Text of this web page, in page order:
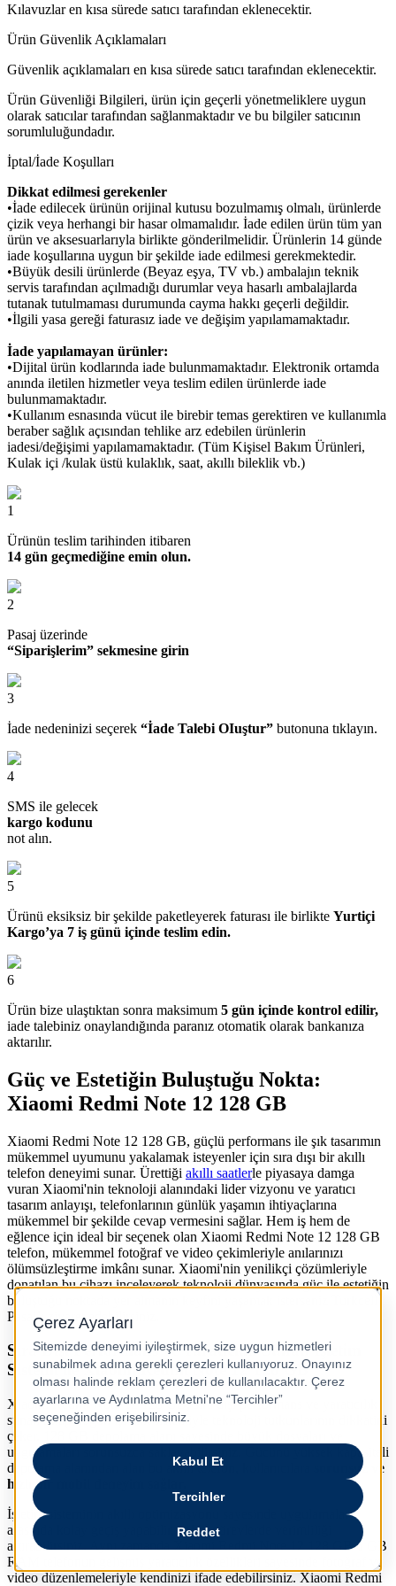
Kılavuzlar en kısa sürede satıcı tarafından eklenecektir.
Ürün Güvenlik Açıklamaları
Güvenlik açıklamaları en kısa sürede satıcı tarafından eklenecektir.
Ürün Güvenliği Bilgileri, ürün için geçerli yönetmeliklere uygun
olarak satıcılar tarafından sağlanmaktadır ve bu bilgiler satıcının
sorumluluğundadır.
İptal/İade Koşulları
Dikkat edilmesi gerekenler
•İade edilecek ürünün orijinal kutusu bozulmamış olmalı, ürünlerde
çizik veya herhangi bir hasar olmamalıdır. İade edilen ürün tüm yan
ürün ve aksesuarlarıyla birlikte gönderilmelidir. Ürünlerin 14 günde
iade koşullarına uygun bir şekilde iade edilmesi gerekmektedir.
•Büyük desili ürünlerde (Beyaz eşya, TV vb.) ambalajın teknik
servis tarafından açılmadığı durumlar veya hasarlı ambalajlarda
tutanak tutulmaması durumunda cayma hakkı geçerli değildir.
•İlgili yasa gereği faturasız iade ve değişim yapılamamaktadır.
İade yapılamayan ürünler:
•Dijital ürün kodlarında iade bulunmamaktadır. Elektronik ortamda
anında iletilen hizmetler veya teslim edilen ürünlerde iade
bulunmamaktadır.
•Kullanım esnasında vücut ile birebir temas gerektiren ve kullanımla
beraber sağlık açısından tehlike arz edebilen ürünlerin
iadesi/değişimi yapılamamaktadır. (Tüm Kişisel Bakım Ürünleri,
Kulak içi /kulak üstü kulaklık, saat, akıllı bileklik vb.)
1
Ürünün teslim tarihinden itibaren
14 gün geçmediğine emin olun.
2
Pasaj üzerinde
“Siparişlerim” sekmesine girin
3
İade nedeninizi seçerek “İade Talebi OIuştur” butonuna tıklayın.
4
SMS ile gelecek
kargo kodunu
not alın.
5
Ürünü eksiksiz bir şekilde paketleyerek faturası ile birlikte Yurtiçi
Kargo’ya 7 iş günü içinde teslim edin.
6
Ürün bize ulaştıktan sonra maksimum 5 gün içinde kontrol edilir,
iade talebiniz onaylandığında paranız otomatik olarak bankanıza
aktarılır.
Güç ve Estetiğin Buluştuğu Nokta:
Xiaomi Redmi Note 12 128 GB
Xiaomi Redmi Note 12 128 GB, güçlü performans ile şık tasarımın
mükemmel uyumunu yakalamak isteyenler için sıra dışı bir akıllı
telefon deneyimi sunar. Ürettiği akıllı saatler​le piyasaya damga
vuran Xiaomi'nin teknoloji alanındaki lider vizyonu ve yaratıcı
tasarım anlayışı, telefonlarının günlük yaşamın ihtiyaçlarına
mükemmel bir şekilde cevap vermesini sağlar. Hem iş hem de
eğlence için ideal bir seçenek olan Xiaomi Redmi Note 12 128 GB
telefon, mükemmel fotoğraf ve video çekimleriyle anılarınızı
ölümsüzleştirme imkânı sunar. Xiaomi'nin yenilikçi çözümleriyle
donatılan bu cihazı inceleyerek teknoloji dünyasında güç ile estetiğin
buluştuğu noktada yer almanın keyfini yaşamak isterseniz Turkcell
Pasaj’ı ziyaret edebilirsiniz.
Sıra Dışı Performans ve Yaratıcılık Sunan İşletim
Sistemi ile Xiaomi Redmi Note 12 128 GB
Xiaomi Redmi Note 12 128 GB, sıra dışı performans ve yaratıcılık
sunan Snapdragon işletim sistemiyle teknoloji tutkunlarının dikkatini
çeker. 128 GB depolama alanı sayesinde büyük dosyaları ve
uygulamaları sorunsuzca saklayabilirsiniz. Gücünü yüksek kapasiteli
depolama alanından alan bu akıllı telefon, kullanıcılara
sorunsuz ve
hızlı bir mobil deneyim sağlar.
İşletim sisteminin akıllı optimizasyonu sayesinde uygulamalar
arasında kolay geçiş yapabilir, çoklu görevlerde verimliliği
artırabilirsiniz. Aynı zamanda Xiaomi Redmi Note 12 128 GB 6 GB
RAM telefonun gelişmiş yaratıcılık özellikleri sayesinde fotoğraf ve
video düzenlemeleriyle kendinizi ifade edebilirsiniz. Xiaomi Redmi